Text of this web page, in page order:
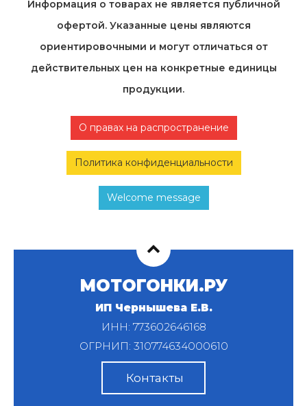
Информация о товарах не является публичной
офертой. Указанные цены являются
ориентировочными и могут отличаться от
действительных цен на конкретные единицы
продукции.
О правах на распространение
Политика конфиденциальности
Welcome message
МОТОГОНКИ.РУ
ИП Чернышева Е.В.
ИНН: 773602646168
ОГРНИП: 310774634000610
Контакты